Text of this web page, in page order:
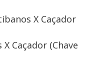
X Caçador
Caçador (Chave